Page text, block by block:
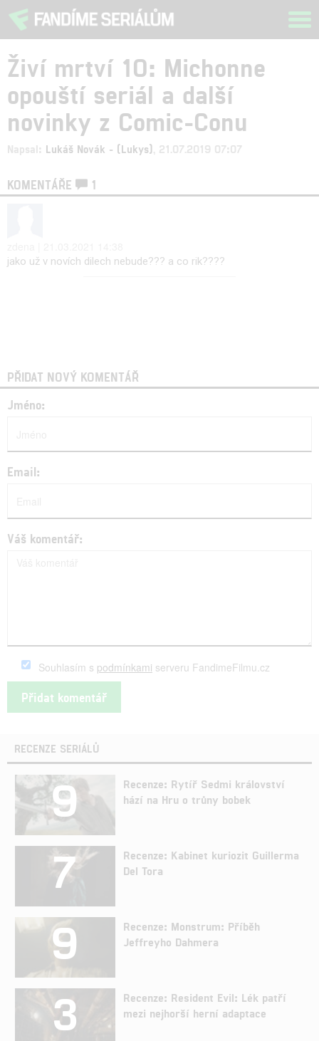
Živí mrtví 10: Michonne
opouští seriál a další
novinky z Comic-Conu
Napsal: Lukáš Novák - (Lukys) , 21.07.2019 07:07
KOMENTÁŘE 1
jako už v novích dilech nebude??? a co rik????
PŘIDAT NOVÝ KOMENTÁŘ
Jméno:
Email:
Váš komentář:
Souhlasím s podmínkami serveru FandimeFilmu.cz
RECENZE SERIÁLŮ
9
Recenze: Rytíř Sedmi království
hází na Hru o trůny bobek
7
Recenze: Kabinet kuriozit Guillerma
Del Tora
9
Recenze: Monstrum: Příběh
Jeffreyho Dahmera
3
Recenze: Resident Evil: Lék patří
mezi nejhorší herní adaptace